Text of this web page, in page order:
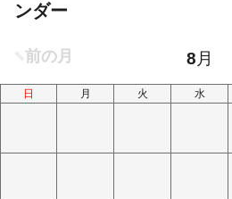
ンダー
日 月 火 水